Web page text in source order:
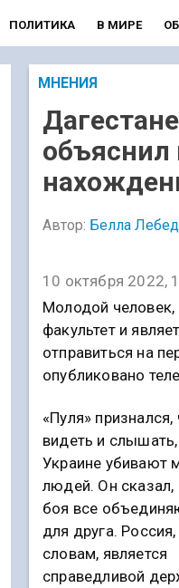
ПОЛИТИКА В МИРЕ
МНЕНИЯ
объяснил
Автор: Белла
10 октября 2022,
Молодой человек,
факультет и
отправиться на
опубликовано
«Пуля» признался,
видеть и
Украине убивают
людей. Он сказал,
боя все
для друга. Россия,
словам, является
справедливой